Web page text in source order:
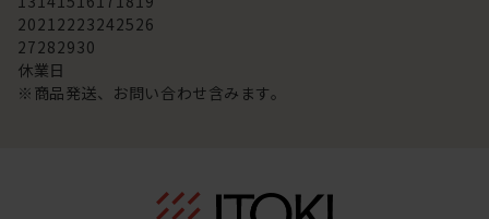
20212223242526
27282930
休業日
※商品発送、お問い合わせ含みます。